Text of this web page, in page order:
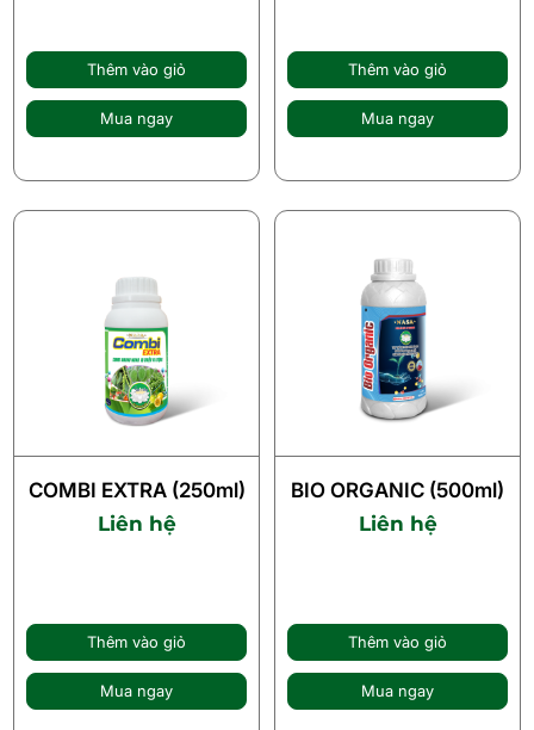
Thêm vào giỏ
Mua ngay
Thêm vào giỏ
Mua ngay
COMBI EXTRA (250ml)
Liên hệ
Thêm vào giỏ
Mua ngay
BIO ORGANIC (500ml)
Liên hệ
Thêm vào giỏ
Mua ngay